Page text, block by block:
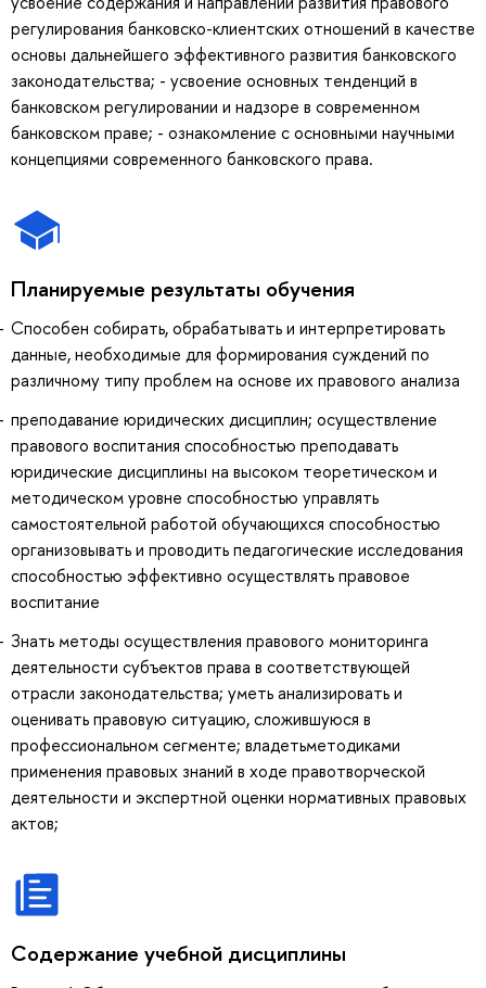
регулирования банковско-клиентских отношений в качестве
основы дальнейшего эффективного развития банковского
законодательства; - усвоение основных тенденций в
банковском регулировании и надзоре в современном
банковском праве; - ознакомление с основными научными
концепциями современного банковского права.
Планируемые результаты обучения
Способен собирать, обрабатывать и интерпретировать
данные, необходимые для формирования суждений по
различному типу проблем на основе их правового анализа
преподавание юридических дисциплин; осуществление
правового воспитания способностью преподавать
юридические дисциплины на высоком теоретическом и
методическом уровне способностью управлять
самостоятельной работой обучающихся способностью
организовывать и проводить педагогические исследования
способностью эффективно осуществлять правовое
воспитание
Знать методы осуществления правового мониторинга
деятельности субъектов права в соответствующей
отрасли законодательства; уметь анализировать и
оценивать правовую ситуацию, сложившуюся в
профессиональном сегменте; владетьметодиками
применения правовых знаний в ходе правотворческой
деятельности и экспертной оценки нормативных правовых
актов;
Содержание учебной дисциплины